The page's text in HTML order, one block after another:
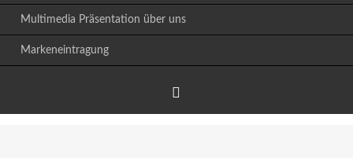
Multimedia Präsentation über uns
Markeneintragung